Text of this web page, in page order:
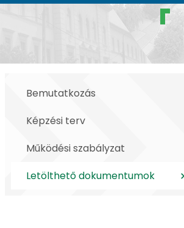
Letölthető
Bemutatkozás
Képzési terv
Működési szabályzat
Letölthető dokumentumok